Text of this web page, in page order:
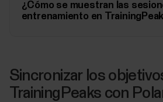
¿Cómo se muestran las
entrenamiento en
Sincronizar los
TrainingPeaks con